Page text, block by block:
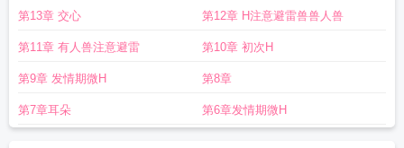
第13章 交心 第12章 H注意避雷兽兽人兽
第11章 有人兽注意避雷 第10章 初次H
第9章 发情期微H 第8章
第7章耳朵 第6章发情期微H